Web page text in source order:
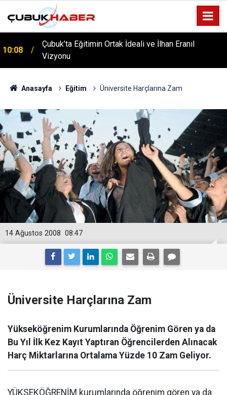
Çubuk’ta Eğitimin Ortak İdeali ve İlhan Eranıl
Vizyonu
12:06
ÇUBUK’TA ‘YAZA MERHABA’ COŞKUSU: Kursiyerler
Gönüllerince Eğlendi!
Anasayfa Eğitim Üniversite Harçlarına Zam
08:47
14 Ağustos 2008
Üniversite Harçlarına Zam
Yükseköğrenim Kurumlarında Öğrenim Gören ya da
Bu Yıl İlk Kez Kayıt Yaptıran Öğrencilerden Alınacak
Harç Miktarlarına Ortalama Yüzde 10 Zam Geliyor.
YÜKSEKÖĞRENİM kurumlarında öğrenim gören ya da